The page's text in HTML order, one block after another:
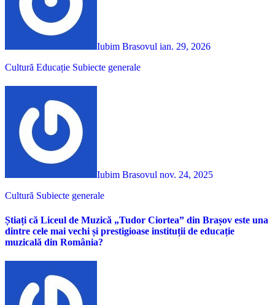
Iubim Brasovul ian. 29, 2026
Cultură Educație Subiecte generale
Iubim Brasovul nov. 24, 2025
Cultură Subiecte generale
Știați că Liceul de Muzică „Tudor Ciortea” din Brașov este una
dintre cele mai vechi și prestigioase instituții de educație
muzicală din România?